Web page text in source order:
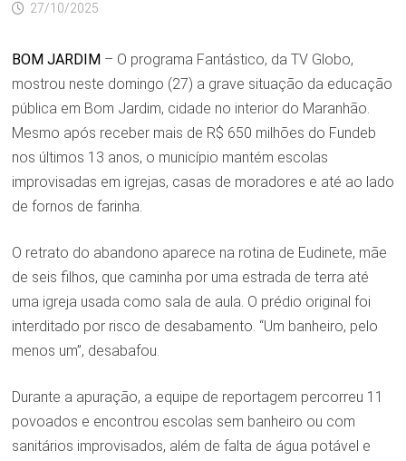
27/10/2025
BOM JARDIM– O programa Fantástico, da TV Globo,
mostrou neste domingo (27) a grave situação da educação
pública em Bom Jardim, cidade no interior do Maranhão.
Mesmo após receber mais de R$ 650 milhões do Fundeb
nos últimos 13 anos, o município mantém escolas
improvisadas em igrejas, casas de moradores e até ao lado
de fornos de farinha.
O retrato do abandono aparece na rotina de Eudinete, mãe
de seis filhos, que caminha por uma estrada de terra até
uma igreja usada como sala de aula. O prédio original foi
interditado por risco de desabamento. “Um banheiro, pelo
menos um”, desabafou.
Durante a apuração, a equipe de reportagem percorreu 11
povoados e encontrou escolas sem banheiro ou com
sanitários improvisados, além de falta de água potável e